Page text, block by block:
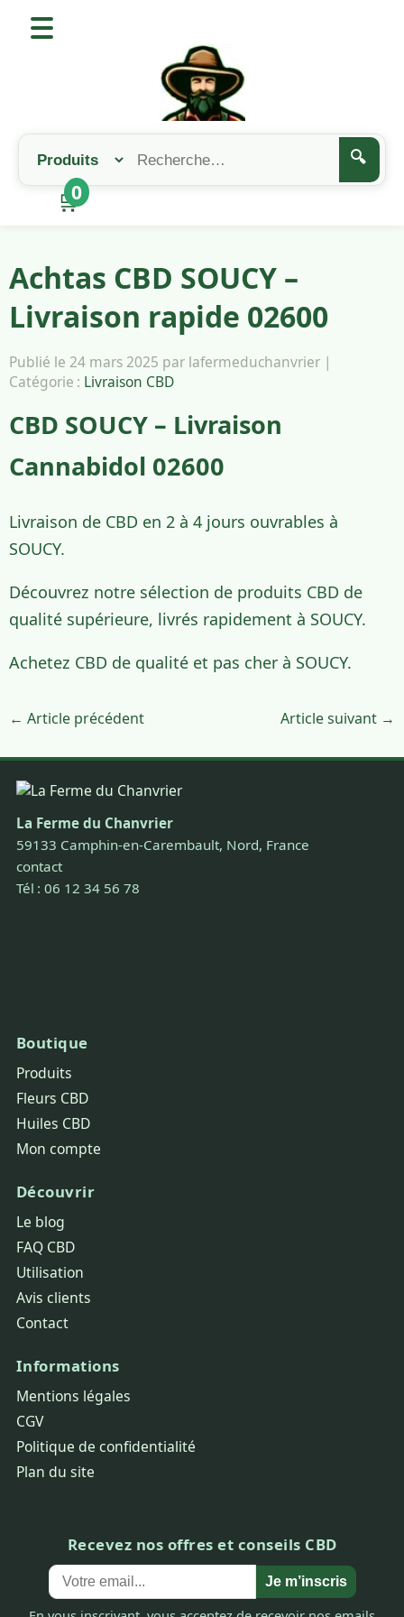
🔍
🛒
0
Achtas CBD SOUCY –
Livraison rapide 02600
Publié le 24 mars 2025 par lafermeduchanvrier |
Catégorie : Livraison CBD
CBD SOUCY – Livraison
Cannabidol 02600
Livraison de CBD en 2 à 4 jours ouvrables à
SOUCY.
Découvrez notre sélection de produits CBD de
qualité supérieure, livrés rapidement à SOUCY.
Achetez CBD de qualité et pas cher à SOUCY.
← Article précédent Article suivant →
La Ferme du Chanvrier
59133 Camphin-en-Carembault, Nord, France
contact
Tél : 06 12 34 56 78
Boutique
Produits
Fleurs CBD
Huiles CBD
Mon compte
Découvrir
Le blog
FAQ CBD
Utilisation
Avis clients
Contact
Informations
Mentions légales
CGV
Politique de confidentialité
Plan du site
Recevez nos offres et conseils CBD
Je m’inscris